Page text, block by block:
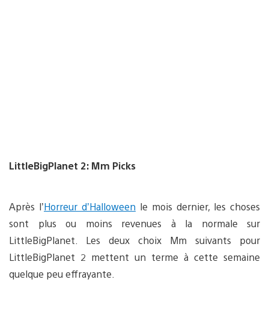
LittleBigPlanet 2: Mm Picks
Après l’Horreur d’Halloween le mois dernier, les choses
sont plus ou moins revenues à la normale sur
LittleBigPlanet. Les deux choix Mm suivants pour
LittleBigPlanet 2 mettent un terme à cette semaine
quelque peu effrayante.